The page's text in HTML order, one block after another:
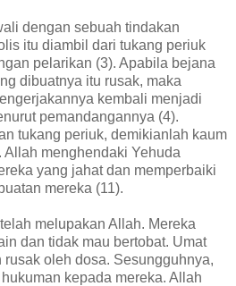
dengan sebuah tindakan
itu diambil dari tukang periuk
pelarikan (3). Apabila bejana
dibuatnya itu rusak, maka
kembali menjadi
pemandangannya (4).
tukang periuk, demikianlah kaum
Allah menghendaki Yehuda
yang jahat dan memperbaiki
mereka (11).
melupakan Allah. Mereka
dan tidak mau bertobat. Umat
oleh dosa. Sesungguhnya,
kepada mereka. Allah